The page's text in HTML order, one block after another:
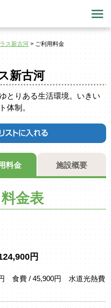
ス新古河> ご利用料金
新古河
とりある生活環境。いきい
体制。
料金 施設概要
金表
円
食費 / 45,900円 水道光熱費